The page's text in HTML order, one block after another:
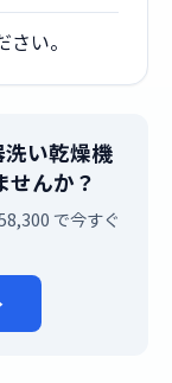
い。
洗い乾燥機
せんか？
で今すぐ